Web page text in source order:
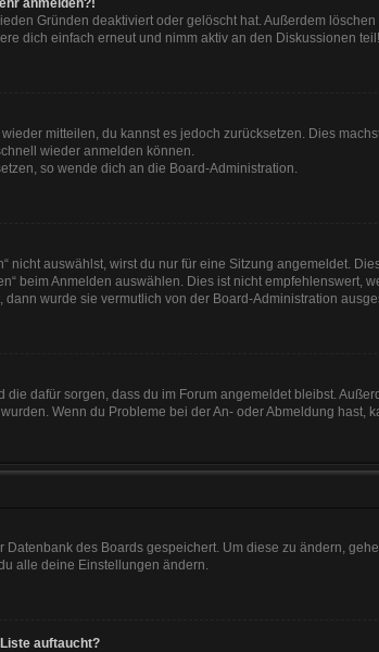
anmelden?!
Gründen deaktiviert oder gelöscht hat. Außerdem
dich einfach erneut und nimm aktiv an den Diskussionen teil!
mitteilen, du kannst es jedoch zurücksetzen. Dies
wieder anmelden können.
so wende dich an die Board-Administration.
nicht auswählst, wirst du nur für eine Sitzung angemeldet.
beim Anmelden auswählen. Dies ist nicht empfehlenswert,
wurde sie vermutlich von der Board-Administration
die dafür sorgen, dass du im Forum angemeldet bleibst.
Wenn du Probleme bei der An- oder Abmeldung hast,
des Boards gespeichert. Um diese zu ändern,
alle deine Einstellungen ändern.
auftaucht?